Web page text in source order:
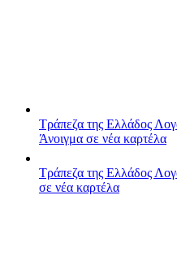
Τράπεζα της Ελλάδος
Άνοιγμα σε νέα καρτέλα
Τράπεζα της Ελλάδος
σε νέα καρτέλα